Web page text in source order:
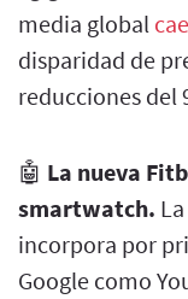
media global
disparidad de
reducciones del
🤖 La nueva
smartwatch. La
incorpora por
Google como